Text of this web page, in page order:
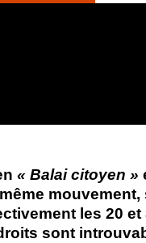
« Balai citoyen »
mouvement,
les 20 et
sont